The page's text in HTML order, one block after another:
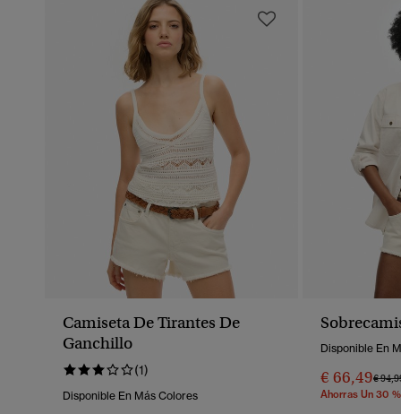
Camiseta De Tirantes De
Ganchillo
(1)
Disponible En Más Colores
Disponible En
€ 66,49€
Ahorras Un 30 %